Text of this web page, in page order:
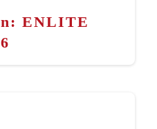
ENLITE